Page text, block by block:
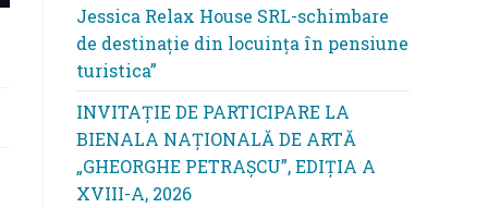
Jessica Relax House SRL-schimbare
de destinație din locuința în pensiune
turistica”
INVITAȚIE DE PARTICIPARE LA
BIENALA NAȚIONALĂ DE ARTĂ
„GHEORGHE PETRAȘCU”, EDIŢIA A
XVIII-A, 2026